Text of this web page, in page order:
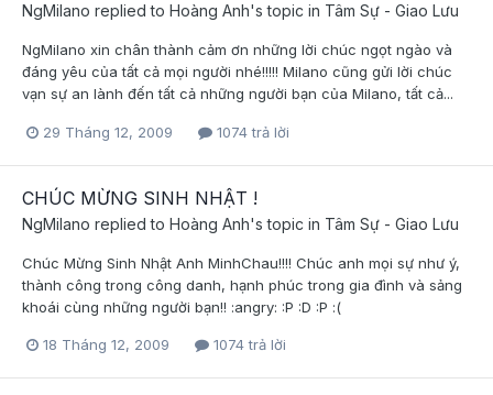
NgMilano replied to Hoàng Anh's topic in Tâm Sự - Giao Lưu
NgMilano xin chân thành cảm ơn những lời chúc ngọt ngào và
đáng yêu của tất cả mọi người nhé!!!!! Milano cũng gửi lời chúc
vạn sự an lành đến tất cả những người bạn của Milano, tất cả...
29 Tháng 12, 2009 1074 trả lời
CHÚC MỪNG SINH NHẬT !
NgMilano replied to Hoàng Anh's topic in Tâm Sự - Giao Lưu
Chúc Mừng Sinh Nhật Anh MinhChau!!!! Chúc anh mọi sự như ý,
thành công trong công danh, hạnh phúc trong gia đình và sảng
khoái cùng những người bạn!! :angry: :P :D :P :(
18 Tháng 12, 2009 1074 trả lời